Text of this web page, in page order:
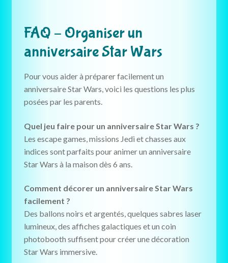
FAQ – Organiser un
anniversaire Star Wars
Pour vous aider à préparer facilement un
anniversaire Star Wars, voici les questions les plus
posées par les parents.
Quel jeu faire pour un anniversaire Star Wars ?
Les escape games, missions Jedi et chasses aux
indices sont parfaits pour animer un anniversaire
Star Wars à la maison dès 6 ans.
Comment décorer un anniversaire Star Wars
facilement ?
Des ballons noirs et argentés, quelques sabres laser
lumineux, des affiches galactiques et un coin
photobooth suffisent pour créer une décoration
Star Wars immersive.